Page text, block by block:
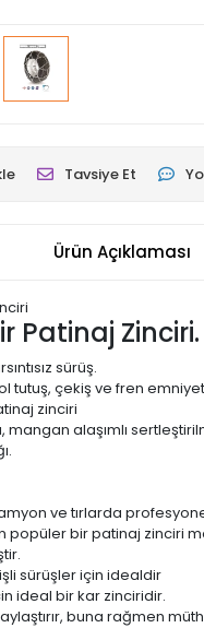
Tavsiye Et
Ürün Açıklaması
Patinaj Zinciri.
sürüş.
tutuş, çekiş ve fren
zinciri
mangan alaşımlı
ve tırlarda
popüler bir patinaj zinciri
sürüşler için idealdir
ideal bir kar zinciridir.
buna rağmen